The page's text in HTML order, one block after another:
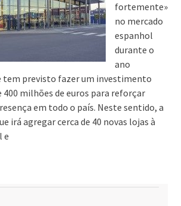
fortemente»
no mercado
espanhol
durante o
ano
tem previsto fazer um investimento
400 milhões de euros para reforçar
em todo o país. Neste sentido, a
irá agregar cerca de 40 novas lojas à
e